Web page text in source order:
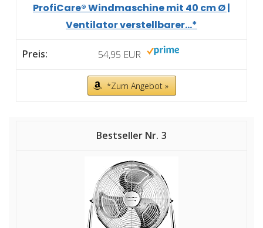
ProfiCare® Windmaschine mit 40 cm Ø |
Ventilator verstellbarer...*
54,95 EUR
*Zum Angebot »
3